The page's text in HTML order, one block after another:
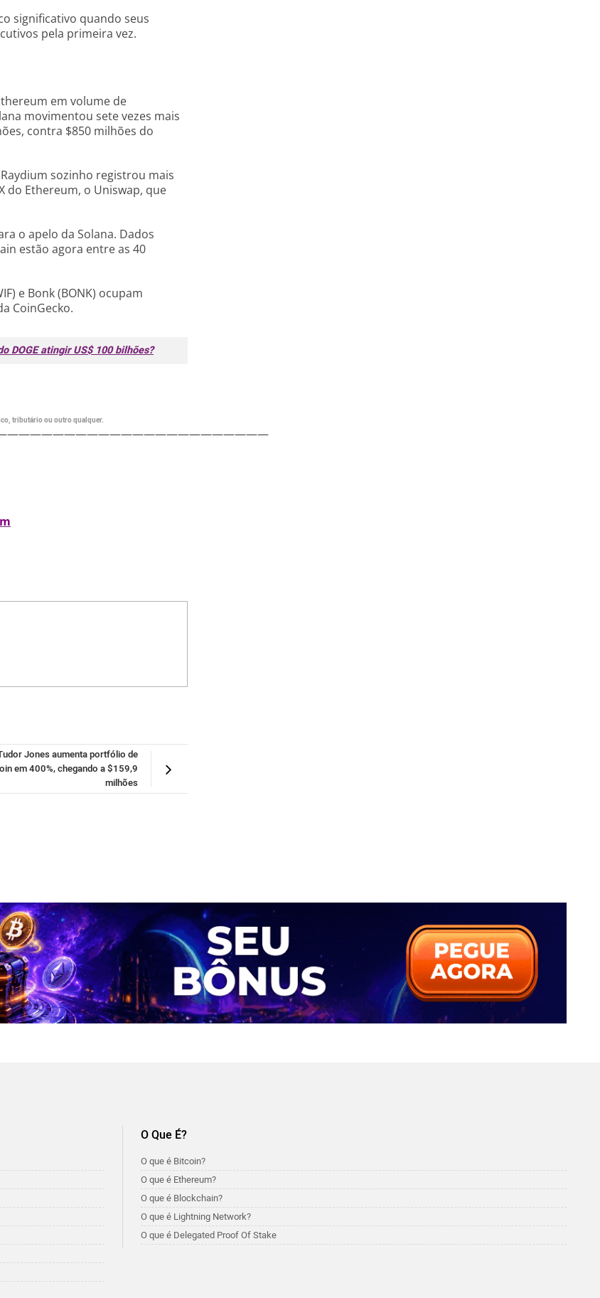
significativo quando seus
pela primeira vez.
em volume de
movimentou sete vezes mais
contra $850 milhões do
sozinho registrou mais
do Ethereum, o Uniswap, que
o apelo da Solana. Dados
estão agora entre as 40
e Bonk (BONK) ocupam
CoinGecko.
DOGE atingir US$ 100 bilhões?
tributário ou outro qualquer.
Jones aumenta portfólio de
em 400%, chegando a $159,9
milhões
O Que É?
O que é Bitcoin?
O que é Ethereum?
O que é Blockchain?
O que é Lightning Network?
O que é Delegated Proof Of Stake